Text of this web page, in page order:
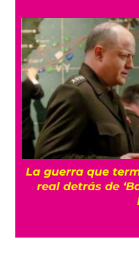
La guerra que
real detrás de